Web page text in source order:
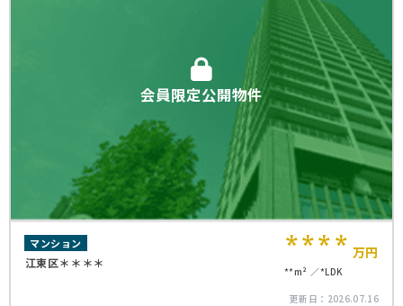
会員限定公開物件
マンション
江東区＊＊＊＊ **** 万円
**m²
*LDK
更新日： 2026.07.16